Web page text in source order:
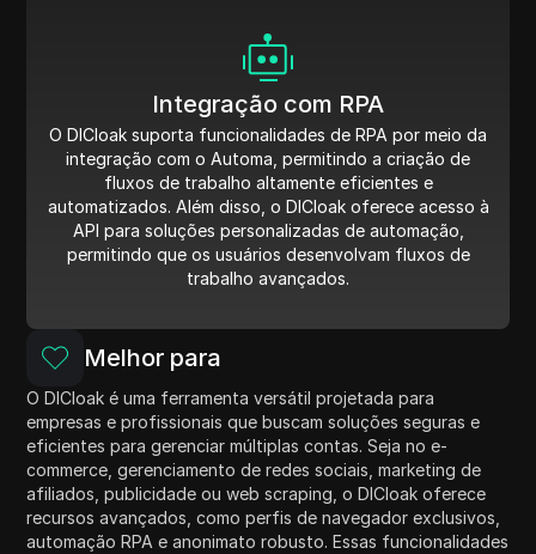
Integração com RPA
O DICloak suporta funcionalidades de RPA por meio da
integração com o Automa, permitindo a criação de
fluxos de trabalho altamente eficientes e
automatizados. Além disso, o DICloak oferece acesso à
API para soluções personalizadas de automação,
permitindo que os usuários desenvolvam fluxos de
trabalho avançados.
Melhor para
O DICloak é uma ferramenta versátil projetada para
empresas e profissionais que buscam soluções seguras e
eficientes para gerenciar múltiplas contas. Seja no e-
commerce, gerenciamento de redes sociais, marketing de
afiliados, publicidade ou web scraping, o DICloak oferece
recursos avançados, como perfis de navegador exclusivos,
automação RPA e anonimato robusto. Essas funcionalidades